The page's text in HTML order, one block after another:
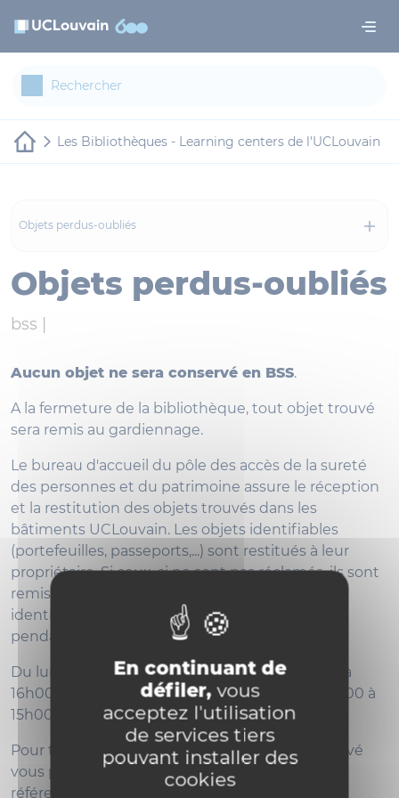
En continuant de
défiler,vous
acceptez l'utilisation
de services tiers
pouvant installer des
cookies
Les Bibliothèques - Learning centers de l'UCLouvain
Objets perdus-oubliés
Objets perdus-oubliés
bss |
Aucun objet ne sera conservé en BSS.
A la fermeture de la bibliothèque, tout objet trouvé
sera remis au gardiennage.
Le bureau d'accueil du pôle des accès de la sureté
des personnes et du patrimoine assure le réception
et la restitution des objets trouvés dans les
bâtiments UCLouvain. Les objets identifiables
(portefeuilles, passeports,...) sont restitués à leur
propriétaire. Si ceux-ci ne sont pas réclamés, ils sont
remis à la Police locale. Quant aux objets non-
identifiables, ils sont gardés au pôle des accès
pendant un mois.
Du lundi au jeudi de 8h30 à 12h00 et de 13h00 à
16h00 et le vendredi de 8h30 à 12h00 et de 13h00 à
15h00.
Pour toute demande concernant un objet trouvé
vous pouvez, pendant les heures ouvrables
référencées, téléphoner au